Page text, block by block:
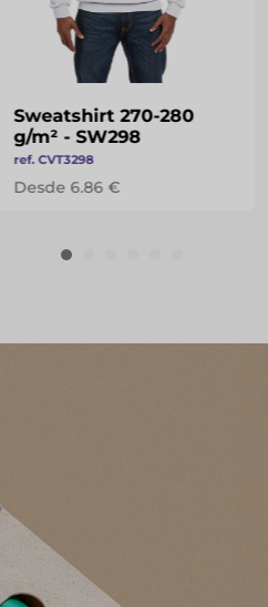
Sweatshirt 270-280
g/m² - SW298
ref. CVT3298
Desde 6.86 €